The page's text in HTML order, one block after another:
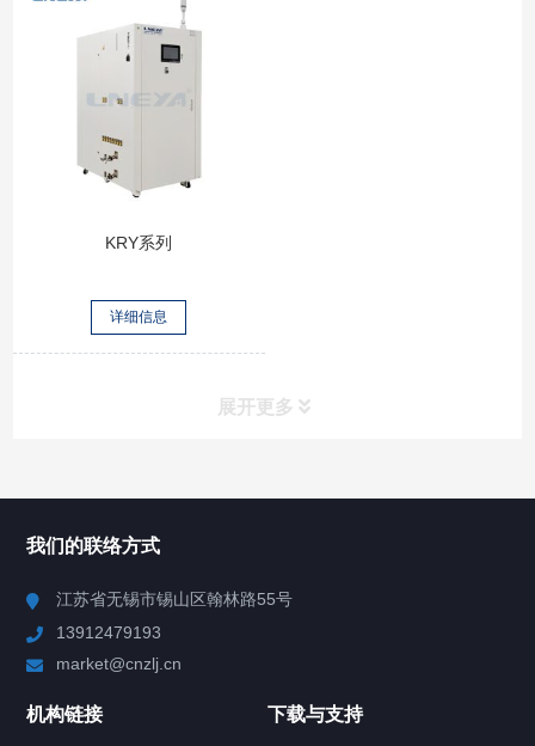
KRY系列
详细信息
展开更多
Chiller高精度制冷循环器
我们的联络方式
江苏省无锡市锡山区翰林路55号
13912479193
market@cnzlj.cn
机构链接 下载与支持